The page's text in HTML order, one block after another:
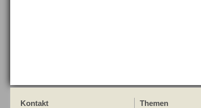
Kontakt Themen